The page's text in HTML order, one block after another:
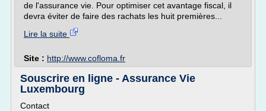
de l'assurance vie. Pour optimiser cet avantage fiscal, il
devra éviter de faire des rachats les huit premières...
Lire la suite
Site : http://www.cofloma.fr
Souscrire en ligne - Assurance Vie
Luxembourg
Contact